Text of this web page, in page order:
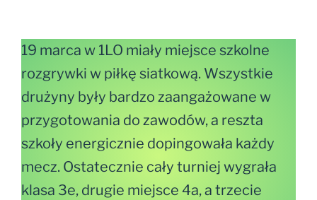
19 marca w 1LO miały miejsce szkolne
rozgrywki w piłkę siatkową. Wszystkie
drużyny były bardzo zaangażowane w
przygotowania do zawodów, a reszta
szkoły energicznie dopingowała każdy
mecz. Ostatecznie cały turniej wygrała
klasa 3e, drugie miejsce 4a, a trzecie